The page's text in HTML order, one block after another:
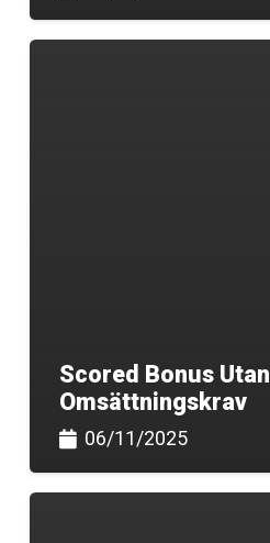
Scored Bonus Utan
Omsättningskrav
06/11/2025